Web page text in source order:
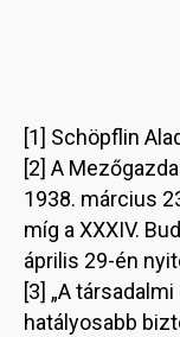
[1] Schöpflin
[2] A
1938. március
míg a XXXIV.
április 29-én
[3] „A
hatályosabb